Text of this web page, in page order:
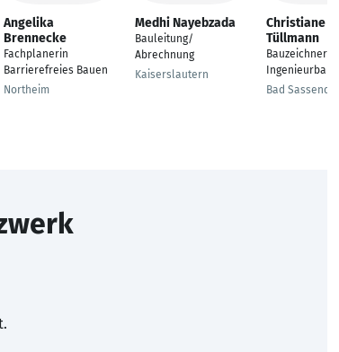
Angelika
Brennecke
Fachplanerin
Barrierefreies Bauen
Northeim
Medhi Nayebzada
Bauleitung/
Abrechnung
Kaiserslautern
Christiane
Tüllmann
Bauzeichner
Ingenieurbau
Bad Sassendorf